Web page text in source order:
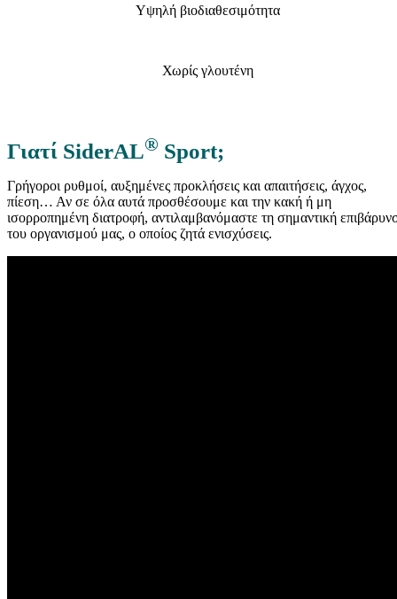
Υψηλή βιοδιαθεσιμότητα
Χωρίς γλουτένη
Γιατί SiderAL® Sport;
Γρήγοροι ρυθμοί, αυξημένες προκλήσεις και απαιτήσεις, άγχος,
πίεση… Αν σε όλα αυτά προσθέσουμε και την κακή ή μη
ισορροπημένη διατροφή, αντιλαμβανόμαστε τη σημαντική
του οργανισμού μας, ο οποίος ζητά ενισχύσεις.